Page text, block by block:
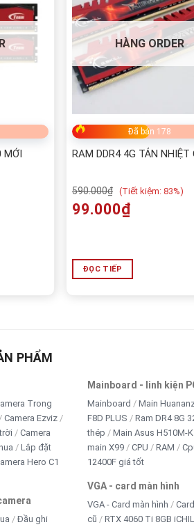
MỚI
HÀNG ORDER
Đã bán 178
RAM DDR4 4G TẢN NHIỆT
590.000₫ (Tiết kiệm: 83%)
99.000₫
ĐỌC TIẾP
PHẨM
Trong
Camera Ezviz
Camera
Lắp đặt
Hero C1
Đầu ghi
Mainboard - linh kiện
Mainboard
Main
F8D PLUS
Ram DR4 8G
thép
Main Asus H510M-K
main X99
CPU RAM
12400F giá tốt
VGA - card màn hình
VGA - Card màn hình
cũ
RTX 4060 Ti 8GB